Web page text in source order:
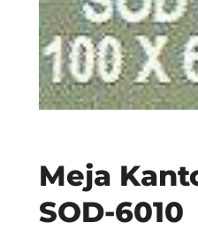
Meja
SOD-6010